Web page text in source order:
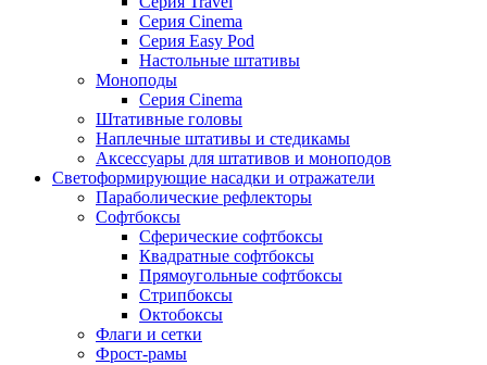
Серия Cinema
Серия Easy Pod
Настольные штативы
Моноподы
Серия Cinema
Штативные головы
Наплечные штативы и стедикамы
Аксессуары для штативов и моноподов
Светоформирующие насадки и отражатели
Параболические рефлекторы
Софтбоксы
Сферические софтбоксы
Квадратные софтбоксы
Прямоугольные софтбоксы
Стрипбоксы
Октобоксы
Флаги и сетки
Фрост-рамы